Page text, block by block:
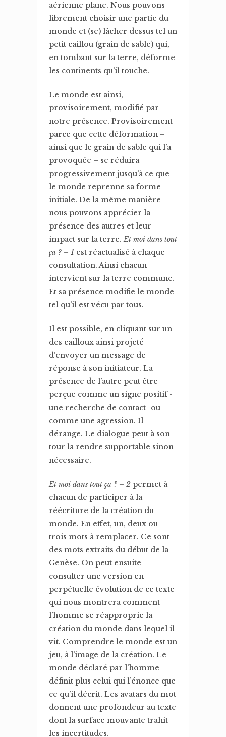
aérienne plane. Nous pouvons
librement choisir une partie du
monde et (se) lâcher dessus tel un
petit caillou (grain de sable) qui,
en tombant sur la terre, déforme
les continents qu’il touche.
Le monde est ainsi,
provisoirement, modifié par
notre présence. Provisoirement
parce que cette déformation –
ainsi que le grain de sable qui l’a
provoquée – se réduira
progressivement jusqu’à ce que
le monde reprenne sa forme
initiale. De la même manière
nous pouvons apprécier la
présence des autres et leur
impact sur la terre.Et moi dans tout
ça ? – 1 est réactualisé à chaque
consultation. Ainsi chacun
intervient sur la terre commune.
Et sa présence modifie le monde
tel qu’il est vécu par tous.
Il est possible, en cliquant sur un
des cailloux ainsi projeté
d’envoyer un message de
réponse à son initiateur. La
présence de l’autre peut être
perçue comme un signe positif -
une recherche de contact- ou
comme une agression. Il
dérange. Le dialogue peut à son
tour la rendre supportable sinon
nécessaire.
Et moi dans tout ça ? – 2 permet à
chacun de participer à la
réécriture de la création du
monde. En effet, un, deux ou
trois mots à remplacer. Ce sont
des mots extraits du début de la
Genèse. On peut ensuite
consulter une version en
perpétuelle évolution de ce texte
qui nous montrera comment
l’homme se réapproprie la
création du monde dans lequel il
vit. Comprendre le monde est un
jeu, à l’image de la création. Le
monde déclaré par l’homme
définit plus celui qui l’énonce que
ce qu’il décrit. Les avatars du mot
donnent une profondeur au texte
dont la surface mouvante trahit
les incertitudes.